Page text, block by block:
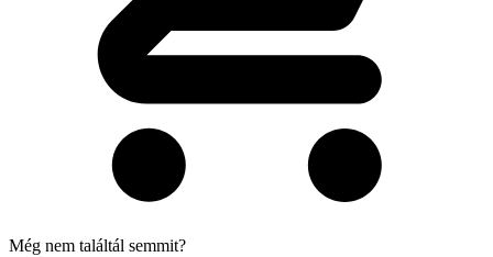
Még nem találtál semmit?